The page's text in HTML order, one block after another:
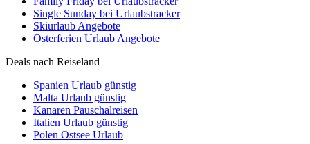
Single Sunday bei Urlaubstracker
Skiurlaub Angebote
Osterferien Urlaub Angebote
Deals nach Reiseland
Spanien Urlaub günstig
Malta Urlaub günstig
Kanaren Pauschalreisen
Italien Urlaub günstig
Polen Ostsee Urlaub